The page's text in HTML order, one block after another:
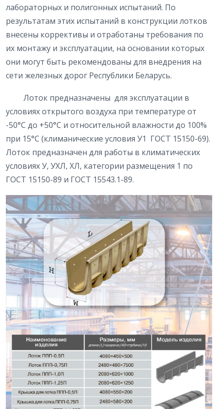
лабораторных и полигонных испытаний. По
результатам этих испытаний в конструкции лотков
внесены коррективы и отработаны требования по
их монтажу и эксплуатации, на основании которых
они могут быть рекомендованы для внедрения на
сети железных дорог Республики Беларусь.
Лоток предназначены для эксплуатации в
условиях открытого воздуха при температуре от
-50°С до +50°С и относительной влажности до 100%
при 15°С (климанические условия У1 ГОСТ 15150-69).
Лоток предназначен для работы в климатических
условиях У, УХЛ, ХЛ, категории размещения 1 по
ГОСТ 15150-89 и ГОСТ 15543.1-89.